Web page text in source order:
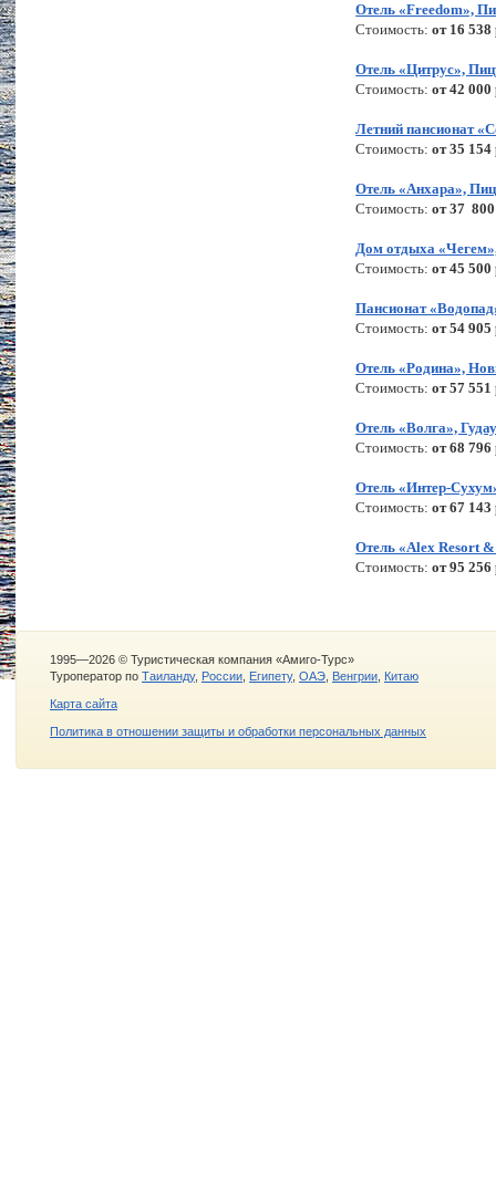
Отель «Freedom»,
Стоимость:от 16 538
Отель «Цитрус»,
Стоимость:от 42 000
Летний пансионат
Стоимость:от 35 154
Отель «Анхара»,
Стоимость:от 37
Дом отдыха
Стоимость:от 45 500
Пансионат
Стоимость:от 54 905
Отель «Родина»,
Стоимость:от 57 551
Отель «Волга»,
Стоимость:от 68 796
Отель «Интер-
Стоимость:от 67 143
Отель «Alex Resort &
Стоимость:от 95 256
1995—2026 © Туристическая компания «Амиго-Турс»
Туроператор по Таиланду, России Египету, ОАЭ Венгрии Китаю
Карта сайта
Политика в отношении защиты и обработки персональных данных